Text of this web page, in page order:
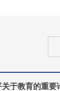
关于教育的重要